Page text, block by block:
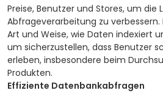
Preise, Benutzer und Stores, um die
Abfrageverarbeitung zu
Art und Weise, wie Daten indexiert
um sicherzustellen, dass Benutzer
erleben, insbesondere beim
Produkten.
Effiziente Datenbankabfragen